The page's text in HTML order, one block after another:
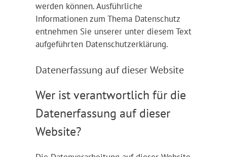
werden können. Ausführliche
Informationen zum Thema Datenschutz
entnehmen Sie unserer unter diesem Text
aufgeführten Datenschutzerklärung.
Datenerfassung auf dieser Website
Wer ist verantwortlich für die
Datenerfassung auf dieser
Website?